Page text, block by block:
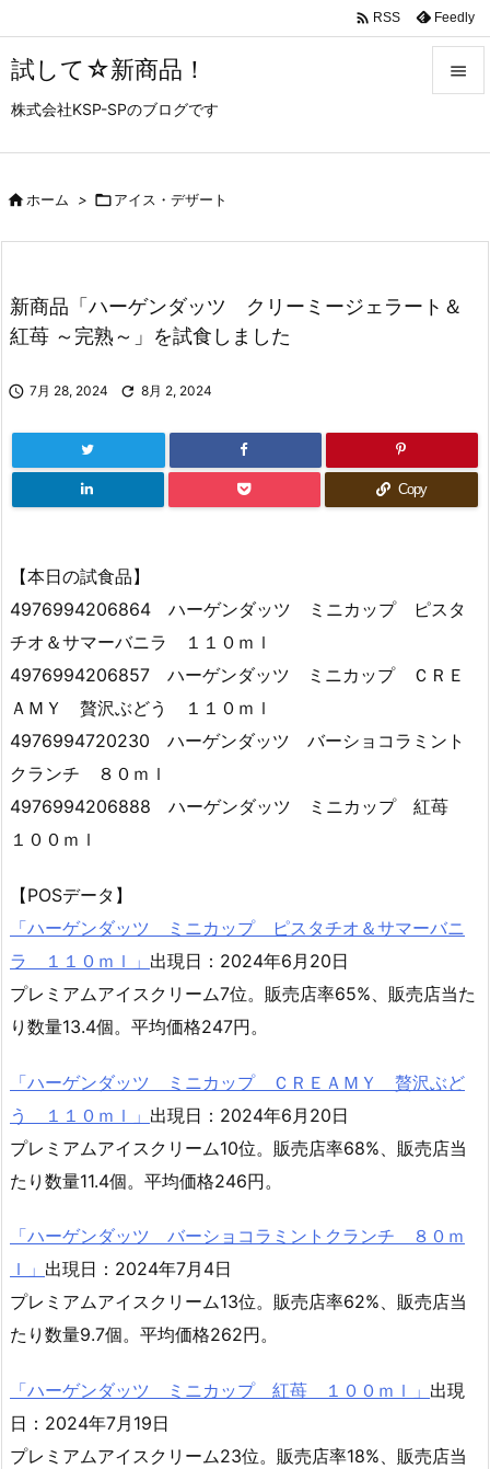
試して☆新商品！
株式会社KSP-SPのブログです

次へ
 RSS Feedly
ホーム > アイス・デザート
新商品「ハーゲンダッツ クリーミージェラート＆
紅苺 ～完熟～」を試食しました
 7月 28, 2024  8月 2, 2024
Copy
【本日の試食品】
4976994206864 ハーゲンダッツ ミニカップ ピスタ
チオ＆サマーバニラ １１０ｍｌ
4976994206857 ハーゲンダッツ ミニカップ ＣＲＥ
ＡＭＹ 贅沢ぶどう １１０ｍｌ
4976994720230 ハーゲンダッツ バーショコラミント
クランチ ８０ｍｌ
4976994206888 ハーゲンダッツ ミニカップ 紅苺
１００ｍｌ
【POSデータ】
「ハーゲンダッツ ミニカップ ピスタチオ＆サマーバニ
ラ １１０ｍｌ」 出現日：2024年6月20日
プレミアムアイスクリーム7位。販売店率65%、販売店当た
り数量13.4個。平均価格247円。
「ハーゲンダッツ ミニカップ ＣＲＥＡＭＹ 贅沢ぶど
う １１０ｍｌ」 出現日：2024年6月20日
プレミアムアイスクリーム10位。販売店率68%、販売店当
たり数量11.4個。平均価格246円。
「ハーゲンダッツ バーショコラミントクランチ ８０ｍ
ｌ」 出現日：2024年7月4日
プレミアムアイスクリーム13位。販売店率62%、販売店当
たり数量9.7個。平均価格262円。
「ハーゲンダッツ ミニカップ 紅苺 １００ｍｌ」 出現
日：2024年7月19日
プレミアムアイスクリーム23位。販売店率18%、販売店当